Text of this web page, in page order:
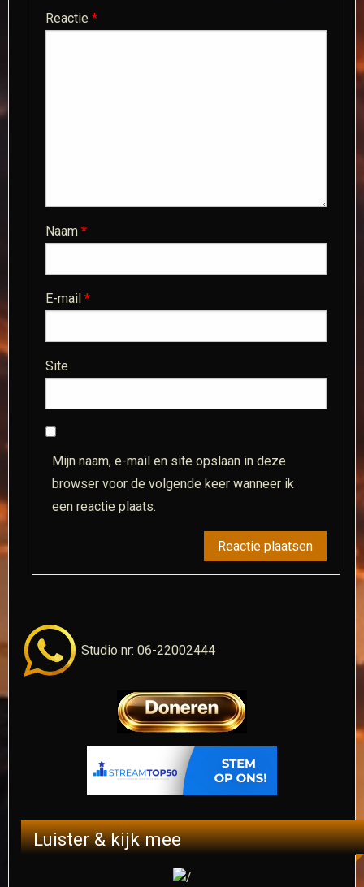
Reactie *
Naam *
E-mail *
Site
Mijn naam, e-mail en site opslaan in deze
browser voor de volgende keer wanneer ik
een reactie plaats.
Studio nr: 06-22002444
Luister & kijk mee